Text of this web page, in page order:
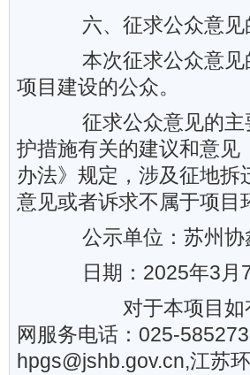
六、征求公众意见
本次征求公众意见
项目建设的公众。
征求公众意见的主
护措施有关的建议和意见
办法》规定，涉及征地
意见或者诉求不属于项目
公示单位：苏州协
日期：2025年3月
对于本项目如有意
网服务电话：025-
hpgs@jshb.gov.cn,江苏